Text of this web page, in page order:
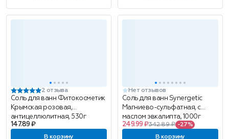
2 отзыва
Соль для ванн Фитокосметик
Крымская розовая,
антицеллюлитная, 530г
147.89 ₽
В корзину
Нет отзывов
Соль для ванн Synergetic
Магниево-сульфатная, с
маслом эвкалипта, 1000г
249.99 ₽342.89 ₽ -27%
В корзину